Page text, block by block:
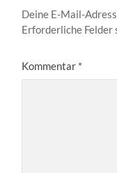
Deine E-Mail-
Erforderliche Felder
Kommentar *